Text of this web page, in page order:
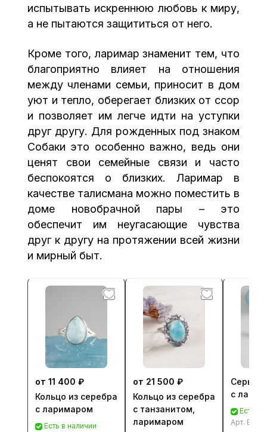
испытывать искреннюю любовь к миру,
а не пытаются защититься от него.
Кроме того, ларимар знаменит тем, что
благоприятно влияет на отношения
между членами семьи, приносит в дом
уют и тепло, оберегает близких от ссор
и позволяет им легче идти на уступки
друг другу. Для рожденных под знаком
Собаки это особенно важно, ведь они
ценят свои семейные связи и часто
беспокоятся о близких. Ларимар в
качестве талисмана можно поместить в
доме новобрачной пары – это
обеспечит им неугасающие чувства
друг к другу на протяжении всей жизни
и мирный быт.
от 11 400 ₽
Кольцо из серебра
с ларимаром
Есть в наличии
от 21 500 ₽
Кольцо из серебра
с танзанитом,
ларимаром
Серьги
с
Есть в
Арт.